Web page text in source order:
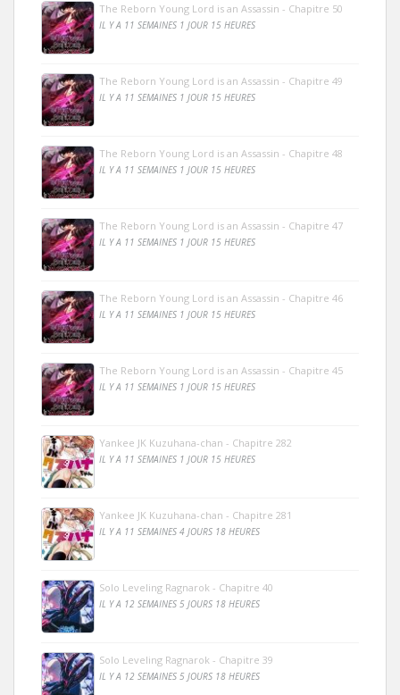
The Reborn Young Lord is an Assassin - Chapitre 50
IL Y A 11 SEMAINES 1 JOUR 15 HEURES
The Reborn Young Lord is an Assassin - Chapitre 49
IL Y A 11 SEMAINES 1 JOUR 15 HEURES
The Reborn Young Lord is an Assassin - Chapitre 48
IL Y A 11 SEMAINES 1 JOUR 15 HEURES
The Reborn Young Lord is an Assassin - Chapitre 47
IL Y A 11 SEMAINES 1 JOUR 15 HEURES
The Reborn Young Lord is an Assassin - Chapitre 46
IL Y A 11 SEMAINES 1 JOUR 15 HEURES
The Reborn Young Lord is an Assassin - Chapitre 45
IL Y A 11 SEMAINES 1 JOUR 15 HEURES
Yankee JK Kuzuhana-chan - Chapitre 282
IL Y A 11 SEMAINES 1 JOUR 15 HEURES
Yankee JK Kuzuhana-chan - Chapitre 281
IL Y A 11 SEMAINES 4 JOURS 18 HEURES
Solo Leveling Ragnarok - Chapitre 40
IL Y A 12 SEMAINES 5 JOURS 18 HEURES
Solo Leveling Ragnarok - Chapitre 39
IL Y A 12 SEMAINES 5 JOURS 18 HEURES